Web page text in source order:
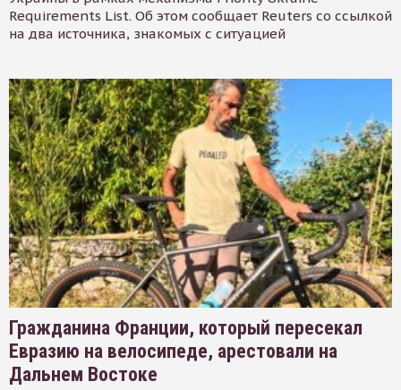
Requirements List. Об этом сообщает Reuters со ссылкой
на два источника, знакомых с ситуацией
Гражданина Франции, который пересекал
Евразию на велосипеде, арестовали на
Дальнем Востоке